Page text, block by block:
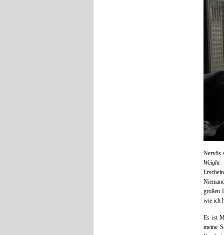
Nervös
großen
wie ich
Es ist
meine